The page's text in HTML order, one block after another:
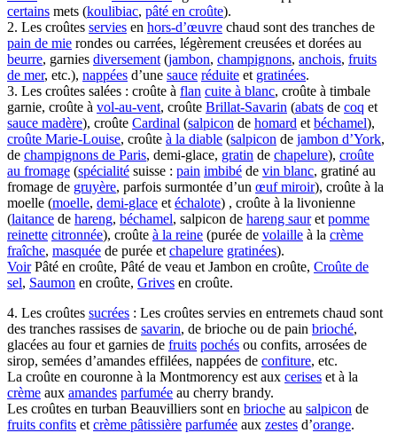
certains mets (koulibiac, pâté en croûte).
2. Les croûtes servies en hors-d’œuvre chaud sont des tranches de
pain de mie rondes ou carrées, légèrement creusées et dorées au
beurre, garnies diversement (jambon, champignons, anchois, fruits
de mer, etc.), nappées d’une sauce réduite et gratinées.
3. Les croûtes salées : croûte à flan cuite à blanc, croûte à timbale
garnie, croûte à vol-au-vent, croûte Brillat-Savarin (abats de coq et
sauce madère), croûte Cardinal (salpicon de homard et béchamel),
croûte Marie-Louise, croûte à la diable (salpicon de jambon d’York,
de champignons de Paris, demi-glace, gratin de chapelure), croûte
au fromage (spécialité suisse : pain imbibé de vin blanc, gratiné au
fromage de gruyère, parfois surmontée d’un œuf miroir), croûte à la
moelle (moelle, demi-glace et échalote) , croûte à la livonienne
(laitance de hareng, béchamel, salpicon de hareng sauret pomme
reinette citronnée), croûte à la reine (purée de volaille à la crème
fraîche, masquée de purée et chapelure gratinées).
VoirPâté en croûte, Pâté de veau et Jambon en croûte, Croûte de
sel, Saumon en croûte, Grives en croûte.
4. Les croûtes sucrées : Les croûtes servies en entremets chaud sont
des tranches rassises de savarin, de brioche ou de pain brioché,
glacées au four et garnies de fruits pochés ou confits, arrosées de
sirop, semées d’amandes effilées, nappées de confiture, etc.
La croûte en couronne à la Montmorency est aux cerises et à la
crème aux amandes parfumée au cherry brandy.
Les croûtes en turban Beauvilliers sont en brioche au salpicon de
fruits confits et crème pâtissière parfumée aux zestes d’orange.